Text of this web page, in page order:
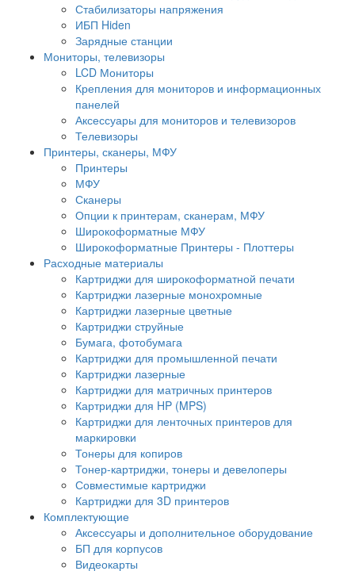
Стабилизаторы напряжения
ИБП Hiden
Зарядные станции
Мониторы, телевизоры
LCD Мониторы
Крепления для мониторов и информационных
панелей
Аксессуары для мониторов и телевизоров
Телевизоры
Принтеры, сканеры, МФУ
Принтеры
МФУ
Сканеры
Опции к принтерам, сканерам, МФУ
Широкоформатные МФУ
Широкоформатные Принтеры - Плоттеры
Расходные материалы
Картриджи для широкоформатной печати
Картриджи лазерные монохромные
Картриджи лазерные цветные
Картриджи струйные
Бумага, фотобумага
Картриджи для промышленной печати
Картриджи лазерные
Картриджи для матричных принтеров
Картриджи для HP (MPS)
Картриджи для ленточных принтеров для
маркировки
Тонеры для копиров
Тонер-картриджи, тонеры и девелоперы
Совместимые картриджи
Картриджи для 3D принтеров
Комплектующие
Аксессуары и дополнительное оборудование
БП для корпусов
Видеокарты